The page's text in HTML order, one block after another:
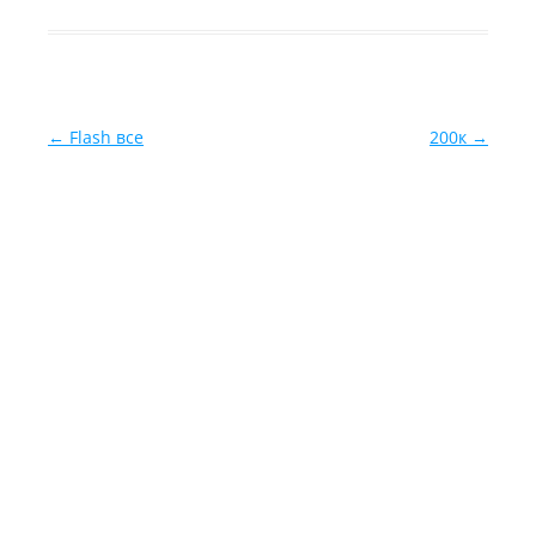
Навигация по записям
← Flash все 200к →